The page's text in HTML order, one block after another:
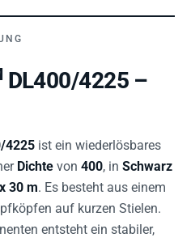
DL400/4225 –
4225 ist ein wiederlösbares
Dichte von 400, in Schwarz
30 m. Es besteht aus einem
auf kurzen Stielen.
entsteht ein stabiler,